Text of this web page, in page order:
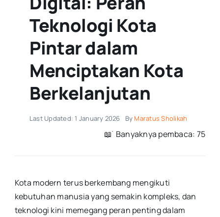
Teknologi Kota
Pintar dalam
Menciptakan Kota
Berkelanjutan
Last Updated: 1 January 2026 By Maratus Sholikah
📖 ࣪ Banyaknya pembaca: 75
Kota modern terus berkembang mengikuti
kebutuhan manusia yang semakin kompleks, dan
teknologi kini memegang peran penting dalam